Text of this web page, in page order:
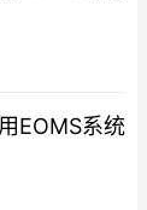
EOMS系统